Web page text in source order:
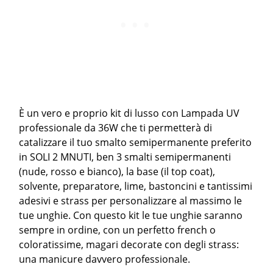
È un vero e proprio kit di lusso con Lampada UV
professionale da 36W che ti permetterà di
catalizzare il tuo smalto semipermanente preferito
in SOLI 2 MNUTI, ben 3 smalti semipermanenti
(nude, rosso e bianco), la base (il top coat),
solvente, preparatore, lime, bastoncini e tantissimi
adesivi e strass per personalizzare al massimo le
tue unghie. Con questo kit le tue unghie saranno
sempre in ordine, con un perfetto french o
coloratissime, magari decorate con degli strass:
una manicure davvero professionale.